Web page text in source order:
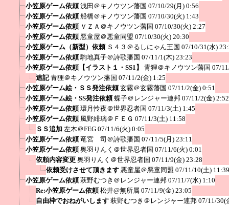
小笠原ゲーム依頼 浅田＠キノウツン藩国 07/10/29(月) 0:56
小笠原ゲーム依頼 船橋＠キノウツン藩国 07/10/30(火) 1:43
小笠原ゲーム依頼 ＶＺＡ＠キノウツン藩国 07/10/30(火) 2:27
小笠原ゲーム依頼 悪童屋＠悪童同盟 07/10/30(火) 20:30
小笠原ゲーム（新型）依頼 Ｓ４３＠るしにゃん王国 07/10/31(水)
小笠原ゲーム依頼 駒地真子＠詩歌藩国 07/11/1(木) 23:23
小笠原ゲーム依頼【イラスト１・SS1】
青狸＠キノウツン藩国 07/
追記 青狸＠キノウツン藩国 07/11/2(金) 1:25
小笠原ゲーム絵・ＳＳ発注依頼 玄霧＠玄霧藩国 07/11/2(金) 0:51
小笠原ゲーム絵・SS発注依頼 蝶子＠レンジャー連邦 07/11/2(金) 2:52
小笠原ゲーム依頼 環月怜夜＠世界忍者国 07/11/3(土) 1:45
小笠原ゲーム依頼 風野緋璃＠ＦＥＧ 07/11/3(土) 11:58
ＳＳ追加 左木＠FEG 07/11/6(火) 0:05
小笠原ゲーム依頼 竜宮 司＠詩歌藩国 07/11/5(月) 23:11
小笠原ゲーム依頼 奥羽りんく＠世界忍者国 07/11/6(火) 0:01
依頼内容変更 奥羽りんく＠世界忍者国 07/11/9(金) 23:28
依頼受けさせて頂きます 悪童屋＠悪童同盟 07/11/10(土) 11:39
小笠原ゲーム依頼 萩野むつき＠レンジャー連邦 07/11/7(水) 1:10
Re:小笠原ゲーム依頼 松井@無所属 07/11/9(金) 23:05
自由枠でおねがいします 萩野むつき＠レンジャー連邦 07/11/30(